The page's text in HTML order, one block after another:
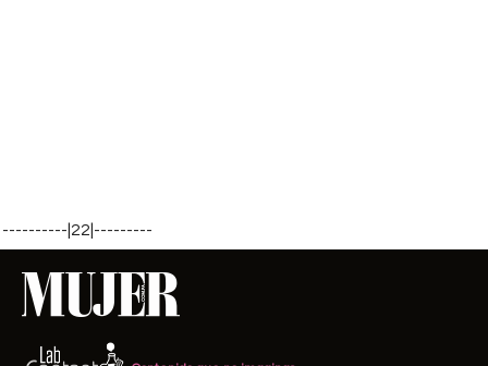
----------|22|---------